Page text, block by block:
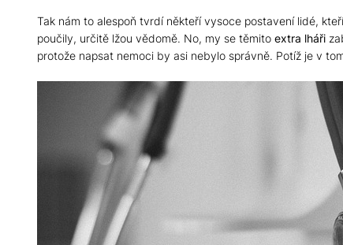
Tak nám to alespoň tvrdí někteří vysoce postavení lidé,
poučily, určitě lžou vědomě. No, my se těmito extra lháři
protože napsat nemoci by asi nebylo správně. Potíž je v